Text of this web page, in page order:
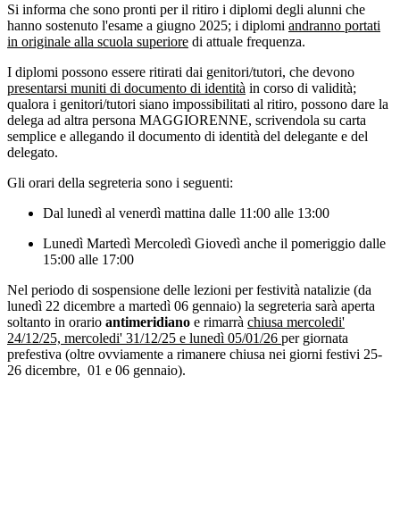
Si informa che sono pronti per il ritiro i diplomi degli alunni che
hanno sostenuto l'esame a giugno 2025; i diplomi andranno portati
in originale alla scuola superiore di attuale frequenza.
I diplomi possono essere ritirati dai genitori/tutori, che devono
presentarsi muniti di documento di identità in corso di validità;
qualora i genitori/tutori siano impossibilitati al ritiro, possono dare la
delega ad altra persona MAGGIORENNE, scrivendola su carta
semplice e allegando il documento di identità del delegante e del
delegato.
Gli orari della segreteria sono i seguenti:
Dal lunedì al venerdì mattina dalle 11:00 alle 13:00
Lunedì Martedì Mercoledì Giovedì anche il pomeriggio dalle
15:00 alle 17:00
Nel periodo di sospensione delle lezioni per festività natalizie (da
lunedì 22 dicembre a martedì 06 gennaio) la segreteria sarà aperta
soltanto in orario antimeridiano e rimarrà chiusa mercoledi'
24/12/25, mercoledi' 31/12/25 e lunedì 05/01/26 per giornata
prefestiva (oltre ovviamente a rimanere chiusa nei giorni festivi 25-
26 dicembre, 01 e 06 gennaio).